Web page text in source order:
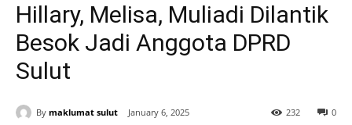
Hillary, Melisa, Muliadi Dilantik
Besok Jadi Anggota DPRD
Sulut
By maklumat sulut January 6, 2025 0
232